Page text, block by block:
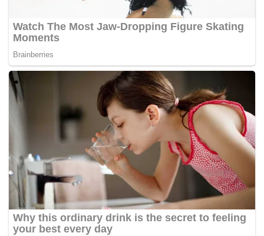
kenegaraan dan kesukarelawan,” katanya. – BERNAMA
[wpdevart_youtube]BFALvSUaNY0[/wpdevart_youtube]
Tags: PLKN